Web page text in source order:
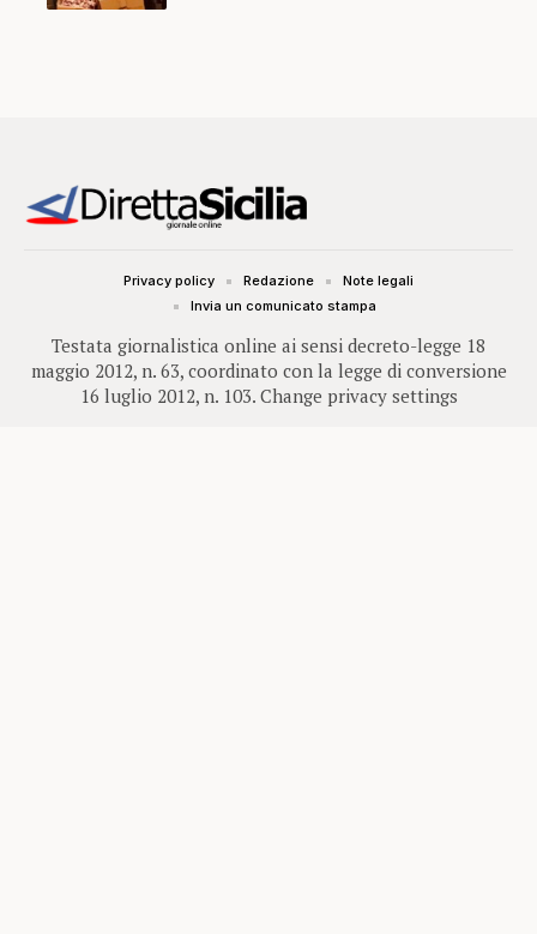
Testata giornalistica online ai sensi decreto-legge 18
maggio 2012, n. 63, coordinato con la legge di conversione
16 luglio 2012, n. 103. Change privacy settings
Privacy policy Redazione
Note legali
Invia un comunicato stampa